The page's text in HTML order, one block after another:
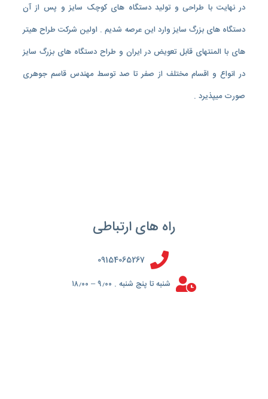
در نهایت با طراحی و تولید دستگاه های کوچک سایز و پس از آن
دستگاه های بزرگ سایز وارد این عرصه شدیم . اولین شرکت طراح هیتر
های با المنتهای قابل تعویض در ایران و طراح دستگاه های بزرگ سایز
در انواع و اقسام مختلف از صفر تا صد توسط مهندس قاسم جوهری
صورت میپذیرد .
راه های ارتباطی
09154065267
شنبه تا پنج شنبه . ۹٫۰۰ – ۱۸٫۰۰